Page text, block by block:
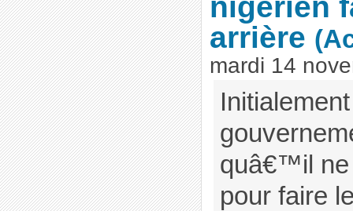
arrière
mardi 14
quâ€™il ne
pour faire